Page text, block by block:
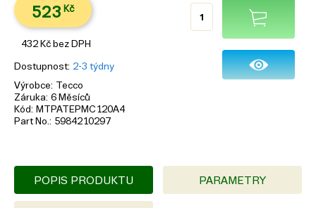
523 Kč
432 Kč bez DPH
Dostupnost 2-3 týdny
Výrobce Tecco
Záruka 6 Měsíců
Kód
MTPATEPMC120A4
Part No. 5984210297
POPIS PRODUKTU PARAMETRY